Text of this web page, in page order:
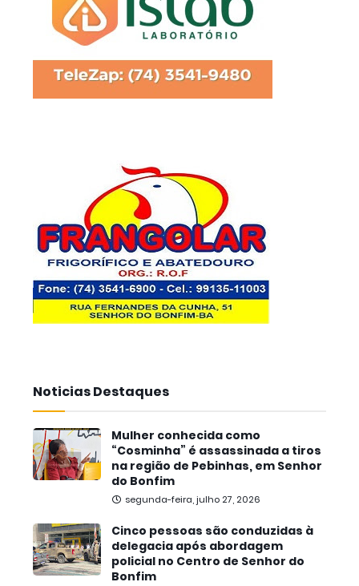
Noticias Destaques
Mulher conhecida como
“Cosminha” é assassinada a tiros
na região de Pebinhas, em Senhor
do Bonfim
segunda-feira, julho 27, 2026
Cinco pessoas são conduzidas à
delegacia após abordagem
policial no Centro de Senhor do
Bonfim